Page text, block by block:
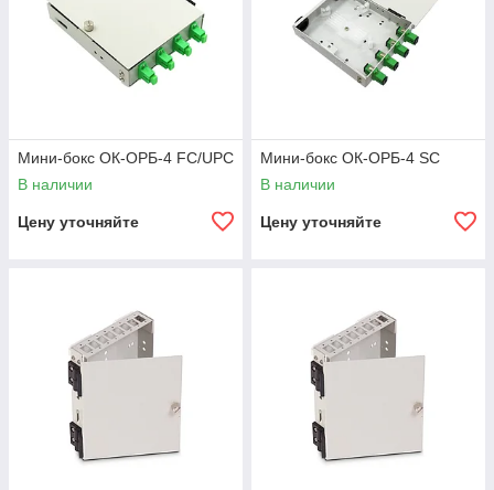
Мини-бокс ОК-ОРБ-4 FC/UPC
В наличии
Цену уточняйте
Мини-бокс ОК-ОРБ-4 SC
В наличии
Цену уточняйте